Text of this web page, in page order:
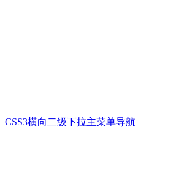
CSS3横向二级下拉主菜单导航